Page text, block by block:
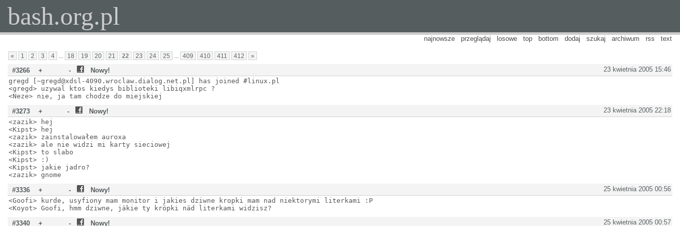
bash.org.pl
najnowsze przeglądaj losowe top bottom dodaj szukaj archiwum rss text
« 1 2 3 4 18 19 20 21 22 23 24 25 409 410 411 412 »
23 kwietnia 2005 15:46
#3266 + -
Nowy!
gregd [~gregd@xdsl-4090.wroclaw.dialog.net.pl] has joined #linux.pl
<gregd> uzywal ktos kiedys biblioteki libiqxmlrpc ?
<Neze> nie, ja tam chodze do miejskiej
23 kwietnia 2005 22:18
#3273 + -
Nowy!
<zazik> hej
<Kipst> hej
<zazik> zainstalowałem auroxa
<zazik> ale nie widzi mi karty sieciowej
<Kipst> to slabo
<Kipst> :)
<Kipst> jakie jadro?
<zazik> gnome
25 kwietnia 2005 00:56
#3336 + -
Nowy!
<Goofi> kurde, usyfiony mam monitor i jakies dziwne kropki mam nad niektorymi literkami :P
<Koyot> Goofi, hmm dziwne, jäkie ty kröpki näd literkami widzisz?
25 kwietnia 2005 00:57
#3340 + -
Nowy!